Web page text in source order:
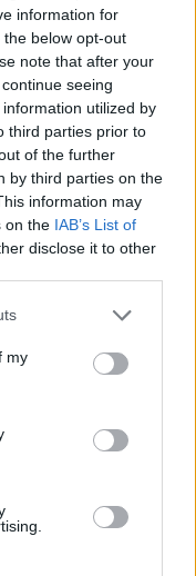
information for
below opt-out
note that after your
seeing
utilized by
third parties prior to
of the further
by third parties on the
information may
on the IAB’s List of
disclose it to other
or more Google
You may click to
third-party tags to
in below Google
my
Παπαδάκης 6 (1),
Τσερκιτζόγλου 3